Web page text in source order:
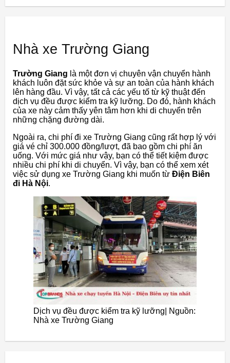
Nhà xe Trường Giang
Trường Giang là một đơn vị chuyên vận chuyển hành
khách luôn đặt sức khỏe và sự an toàn của hành khách
lên hàng đầu. Vì vậy, tất cả các yếu tố từ kỹ thuật đến
dịch vụ đều được kiểm tra kỹ lưỡng. Do đó, hành khách
của xe này cảm thấy yên tâm hơn khi di chuyển trên
những chặng đường dài.
Ngoài ra, chi phí đi xe Trường Giang cũng rất hợp lý với
giá vé chỉ 300.000 đồng/lượt, đã bao gồm chi phí ăn
uống. Với mức giá như vậy, bạn có thể tiết kiệm được
nhiều chi phí khi di chuyển. Vì vậy, bạn có thể xem xét
việc sử dụng xe Trường Giang khi muốn từ Điện Biên
đi Hà Nội.
Dịch vụ đều được kiểm tra kỹ lưỡng| Nguồn:
Nhà xe Trường Giang